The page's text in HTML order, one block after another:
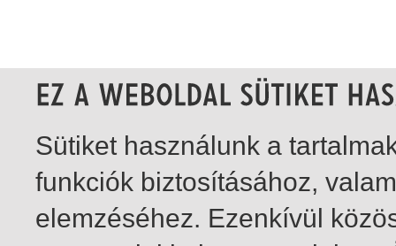
Sütiket használunk a
funkciók biztosításához,
elemzéséhez. Ezenkívül